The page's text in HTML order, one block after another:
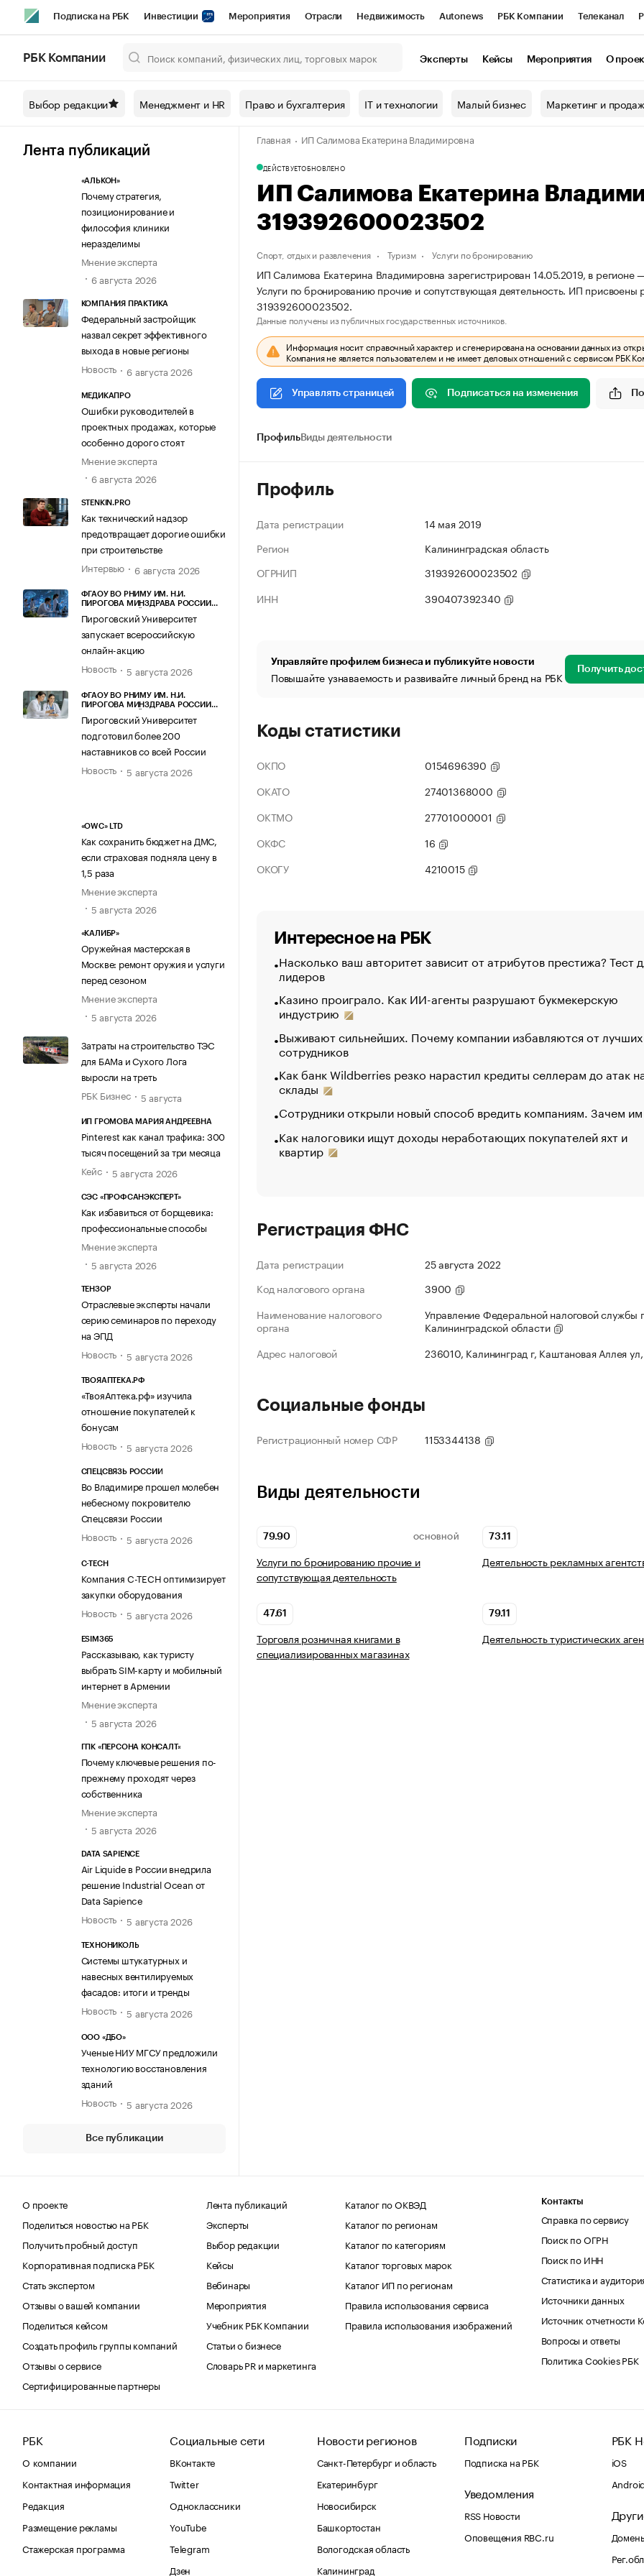
Подписка на РБК Инвестиции Мероприятия Отрасли Недвижимость Autonews РБК Компании Телеканал
Спецпроекты СПб Конференции СПб Спецпроекты Проверка контрагентов
Технологии и медиа Рынок наличной валюты
РБК Компании Эксперты Кейсы Мероприятия О
Выбор редакции Менеджмент и HR Право и бухгалтерия IT и технологии Малый бизнес Маркетинг и
Лента публикаций
«АЛЬКОН»
Почему стратегия,
позиционирование и
философия клиники
неразделимы
Мнение эксперта
6 августа 2026
КОМПАНИЯ ПРАКТИКА
Федеральный застройщик
назвал секрет эффективного
выхода в новые регионы
Новость
6 августа 2026
МЕДИКАПРО
Ошибки руководителей в
проектных продажах, которые
особенно дорого стоят
Мнение эксперта
6 августа 2026
STENKIN.PRO
Как технический надзор
предотвращает дорогие ошибки
при строительстве
Интервью
6 августа 2026
ФГАОУ ВО РНИМУ ИМ. Н.И.
ПИРОГОВА МИНЗДРАВА РОССИИ
Пироговский Университет
запускает всероссийскую
онлайн-акцию
Новость
5 августа 2026
ФГАОУ ВО РНИМУ ИМ. Н.И.
ПИРОГОВА МИНЗДРАВА РОССИИ
Пироговский Университет
подготовил более 200
наставников со всей России
Новость
5 августа 2026
«OWC» LTD
Как сохранить бюджет на ДМС,
если страховая подняла цену в
1,5 раза
Мнение эксперта
5 августа 2026
«КАЛИБР»
Оружейная мастерская в
Москве: ремонт оружия и услуги
перед сезоном
Мнение эксперта
5 августа 2026
Затраты на строительство ТЭС
для БАМа и Сухого Лога
выросли на треть
РБК Бизнес
5 августа
ИП ГРОМОВА МАРИЯ АНДРЕЕВНА
Pinterest как канал трафика: 300
тысяч посещений за три месяца
Кейс
5 августа 2026
СЭС «ПРОФСАНЭКСПЕРТ»
Как избавиться от борщевика:
профессиональные способы
Мнение эксперта
5 августа 2026
ТЕНЗОР
Отраслевые эксперты начали
серию семинаров по переходу
на ЭПД
Новость
5 августа 2026
ТВОЯАПТЕКА.РФ
«ТвояАптека.рф» изучила
отношение покупателей к
бонусам
Новость
5 августа 2026
СПЕЦСВЯЗЬ РОССИИ
Во Владимире прошел молебен
небесному покровителю
Спецсвязи России
Новость
5 августа 2026
C-TECH
Компания C-TECH оптимизирует
закупки оборудования
Новость
5 августа 2026
ESIM365
Рассказываю, как туристу
выбрать SIM-карту и мобильный
интернет в Армении
Мнение эксперта
5 августа 2026
ГПК «ПЕРСОНА КОНСАЛТ»
Почему ключевые решения по-
прежнему проходят через
собственника
Мнение эксперта
5 августа 2026
DATA SAPIENCE
Air Liquide в России внедрила
решение Industrial Ocean от
Data Sapience
Новость
5 августа 2026
ТЕХНОНИКОЛЬ
Системы штукатурных и
навесных вентилируемых
фасадов: итоги и тренды
Новость
5 августа 2026
ООО «ДБО»
Ученые НИУ МГСУ предложили
технологию восстановления
зданий
Новость
5 августа 2026
Все публикации
Главная ИП Салимова Екатерина Владимировна
ДЕЙСТВУЕТОБНОВЛЕНО
ИП Салимова Екатерина
319392600023502
Спорт, отдых и развлечения Туризм Услуги по бронированию
ИП Салимова Екатерина Владимировна зарегистрирован 14.05.2019, в регионе
Услуги по бронированию прочие и сопутствующая деятельность. ИП
319392600023502.
Данные получены из публичных государственных источников.
Информация носит справочный характер и сгенерирована на основании данных из
Компания не является пользователем и не имеет деловых отношений с сервисом РБК
Управлять страницей Подписаться на изменения
ПрофильВиды деятельности
Профиль
Дата регистрации
14 мая 2019
Регион
Калининградская область
ОГРНИП
319392600023502
ИНН
390407392340
Управляйте профилем бизнеса и публикуйте новости
Повышайте узнаваемость и развивайте личный бренд на РБК Получить
Коды статистики
ОКПО
0154696390
ОКАТО
27401368000
ОКТМО
27701000001
ОКФС
16
ОКОГУ
4210015
Интересное на РБК
Насколько ваш авторитет зависит от атрибутов престижа? Тест
лидеров
Казино проиграло. Как ИИ-агенты разрушают букмекерскую
индустрию
Выживают сильнейших. Почему компании избавляются от лучших
сотрудников
Как банк Wildberries резко нарастил кредиты селлерам до атак
склады
Сотрудники открыли новый способ вредить компаниям. Зачем
Как налоговики ищут доходы неработающих покупателей яхт и
квартир
Регистрация ФНС
Дата регистрации
25 августа 2022
Код налогового органа
3900
Наименование налогового
органа
Управление Федеральной налоговой службы
Калининградской области
Адрес налоговой
236010, Калининград г, Каштановая Аллея
Социальные фонды
Регистрационный номер СФР 1153344138
Виды деятельности
79.90 ОСНОВНОЙ
Услуги по бронированию прочие и
сопутствующая деятельность
73.11
Деятельность рекламных
47.61
Торговля розничная книгами в
специализированных магазинах
79.11
Деятельность туристических
О проекте
Поделиться новостью на РБК
Получить пробный доступ
Корпоративная подписка РБК
Стать экспертом
Отзывы о вашей компании
Поделиться кейсом
Создать профиль группы компаний
Отзывы о сервисе
Сертифицированные партнеры
Лента публикаций
Эксперты
Выбор редакции
Кейсы
Вебинары
Мероприятия
Учебник РБК Компании
Статьи о бизнесе
Словарь PR и маркетинга
Каталог по ОКВЭД
Каталог по регионам
Каталог по категориям
Каталог торговых марок
Каталог ИП по регионам
Правила использования сервиса
Правила использования изображений
Контакты
Справка по сервису
Поиск по ОГРН
Поиск по ИНН
Статистика и
Источники данных
Источник отчетности
Вопросы и ответы
Политика Cookies РБК
РБК
О компании
Контактная информация
Редакция
Размещение рекламы
Стажерская программа
Социальные сети
ВКонтакте
Twitter
Одноклассники
YouTube
Telegram
Дзен
Новости регионов
Санкт-Петербург и область
Екатеринбург
Новосибирск
Башкортостан
Вологодская область
Калининград
Подписки
Подписка на РБК
Уведомления
RSS Новости
Оповещения RBC.ru
РБК
iOS